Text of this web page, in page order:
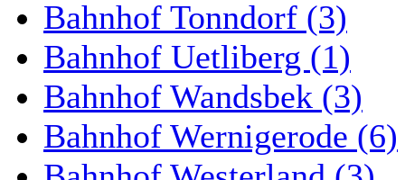
Bahnhof Tonndorf (3)
Bahnhof Uetliberg (1)
Bahnhof Wandsbek (3)
Bahnhof Wernigerode (6)